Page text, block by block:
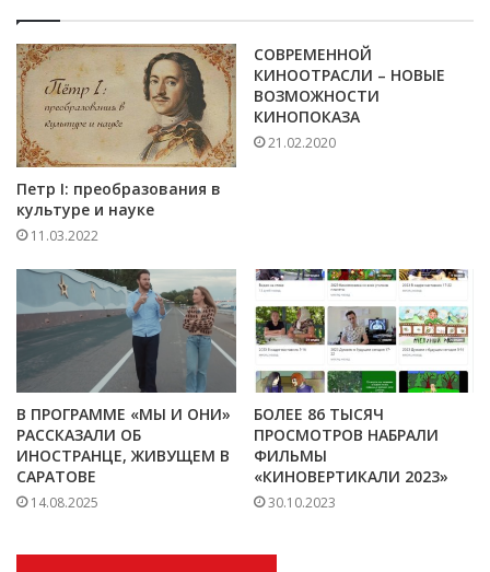
Петр I: преобразования в
культуре и науке
11.03.2022
СОВРЕМЕННОЙ
КИНООТРАСЛИ – НОВЫЕ
ВОЗМОЖНОСТИ
КИНОПОКАЗА
21.02.2020
В ПРОГРАММЕ «МЫ И ОНИ»
РАССКАЗАЛИ ОБ
ИНОСТРАНЦЕ, ЖИВУЩЕМ В
САРАТОВЕ
14.08.2025
БОЛЕЕ 86 ТЫСЯЧ
ПРОСМОТРОВ НАБРАЛИ
ФИЛЬМЫ
«КИНОВЕРТИКАЛИ 2023»
30.10.2023